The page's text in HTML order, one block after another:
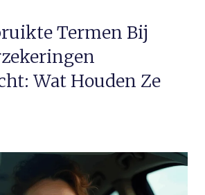
Termen Bij
Wat Houden Ze